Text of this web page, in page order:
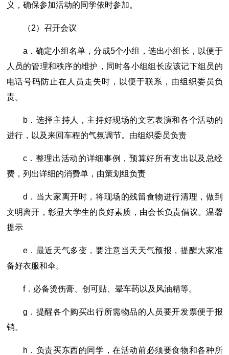
义，确保参加活动的同学依时参加。
（2）召开会议
a．确定小组名单，分成5个小组，选出小组长，以便于
人员的管理和秩序的维护，同时各小组组长应该记下组员的
电话号码防止在人员走失时，以便于联系，由组织委员负
责。
b．选择主持人，主持好现场的文艺表演和各个活动的
进行，以及来回车程的气氛调节。由组织委员负责
c．整理出活动的详细事例，预算好所有支出以及总经
费，列出详细的消费单，由策划组负责
d．当大家离开时，将现场的残留食物进行清理，做到
文明离开，彰显大学生的良好素质，由会长负责倡议。温馨
提示
e．最近天气多变，要注意当天天气预报，提醒大家准
备好衣服和伞。
f．必备烫伤膏、创可贴、晕车药以及风油精等。
g．提醒各个购买出行所需物品的人员要开发票便于报
销。
h．负责买东西的同学，在活动前必须要食物和各种所